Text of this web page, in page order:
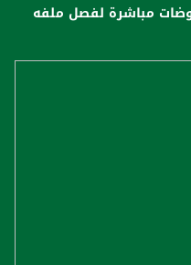
مباشرة لفصل ملفه